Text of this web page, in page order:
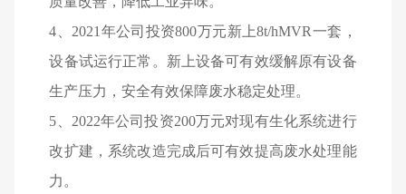
4 、2021年公司投资800万元新上8t/hMVR一套，
设备试运行正常。新上设备可有效缓解原有设备
生产压力，安全有效保障废水稳定处理。
5 、2022年公司投资200万元对现有生化系统进行
改扩建，系统改造完成后可有效提高废水处理能
力。